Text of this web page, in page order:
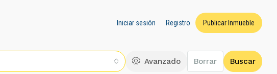
Iniciar sesión Registro Publicar Inmueble
Avanzado Borrar Buscar